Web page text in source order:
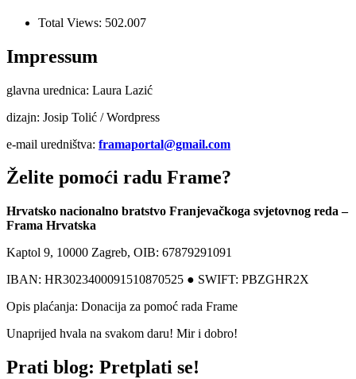
Total Views: 502.007
Impressum
glavna urednica: Laura Lazić
dizajn: Josip Tolić / Wordpress
e-mail uredništva: framaportal@gmail.com
Želite pomoći radu Frame?
Hrvatsko nacionalno bratstvo Franjevačkoga svjetovnog reda –
Frama Hrvatska
Kaptol 9, 10000 Zagreb, OIB: 67879291091
IBAN: HR3023400091510870525 ● SWIFT: PBZGHR2X
Opis plaćanja: Donacija za pomoć rada Frame
Unaprijed hvala na svakom daru! Mir i dobro!
Prati blog: Pretplati se!